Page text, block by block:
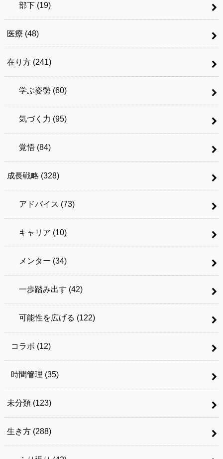
部下 (19)
医療 (48)
在り方 (241)
学ぶ姿勢 (60)
気づく力 (95)
覚悟 (84)
成長戦略 (328)
アドバイス (73)
キャリア (10)
メンター (34)
一歩踏み出す (42)
可能性を広げる (122)
コラボ (12)
時間管理 (35)
未分類 (123)
生き方 (288)